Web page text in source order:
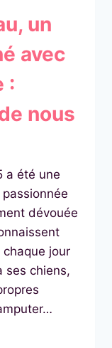
un
avec
:
nous
a été une
dévouée
jour
ses chiens,